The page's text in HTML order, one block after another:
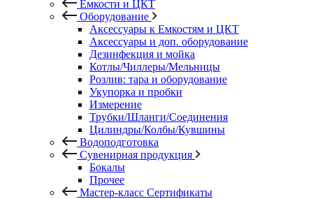
Емкости и ЦКТ
Оборудование
Аксессуары к Емкостям и ЦКТ
Аксессуары и доп. оборудование
Дезинфекция и мойка
Котлы/Чиллеры/Мельницы
Розлив: тара и оборудование
Укупорка и пробки
Измерение
Трубки/Шланги/Соединения
Цилиндры/Колбы/Кувшины
Водоподготовка
Сувенирная продукция
Бокалы
Прочее
Мастер-класс Сертификаты